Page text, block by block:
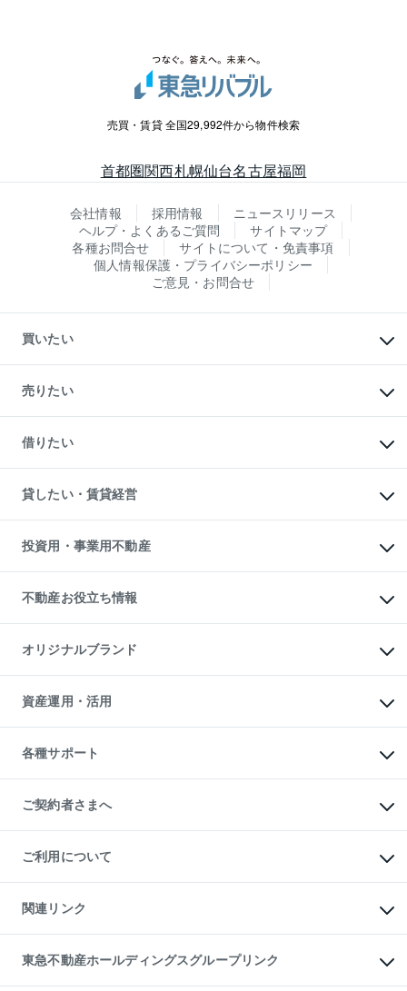
売買・賃貸 全国29,992件から物件検索
首都圏関西札幌仙台名古屋福岡
会社情報 採用情報
ニュースリリース
ヘルプ・よくあるご質問
サイトマップ
各種お問合せ
サイトについて・免責事項
個人情報保護・プライバシーポリシー
ご意見・お問合せ
買いたい
新築・分譲マンションの購入
中古マンションの購入
一戸建ての購入
中古一戸建ての購入
不動産購入の流れ
注目キーワード物件特集
購入ガイド
English 繁体中文簡体中文
売りたい
一戸建ての売却・査定
土地の売却・査定
スピードAI査定
不動産査定について
不動産売却の流れ
不動産買換えの流れ
売却ガイド
借りたい
オフィス・店舗の賃貸
借りるときの流れ
借りるガイド
貸したい・賃貸経営
マンション賃料データ
賃貸管理プラン
リロケーションについて
貸すガイド
投資用・事業用不動産
事業用不動産
マンション投資
投資用マンション
アパート経営
収益物件
ビル購入（ビル一棟）
投資用不動産の売却査定
事業用不動産の売却査定
不動産お役立ち情報
マンションライブラリー
人気マンションランキング
暮らしに役立つ不動産メディア
不動産相場・不動産価格情報
不動産コラム・ニュース
不動産用語集
不動産なんでもネット相談室
住まいの税金
オリジナルブランド
一棟リノベーションマンション
L`GENTE（ルジェンテ）
区分リノベーションマンション
投資用一棟レジデンスWELL
不動産小口投資
LEGACIA（レガシア）
資産運用・活用
不動産M&A
アセットマネジメント・出資
各種サポート
相続サポート
リフォームサポート
ご契約者さまへ
ご紹介・再契約特典
入居者様専用-各種ご案内（賃貸）
東急こすもす会「こすもすWeb」
ご利用について
金融商品取引について
東急リバブル ソーシャルメディアポリシー
ご意見・お問い合わせ（金融商品取引専用の相談・お問い合わせ窓口）
ダイレクトメール（郵送物）・Eメールなどの送付停止について
関連リンク
これからご結婚される方に東急百貨店のブライダルクラブ
人材サービスのご用命は 東急リバブルスタッフ株式会社まで
東北の逸品を贈ります 東北すぐれものセレクション
東急不動産ホールディングスグループリンク